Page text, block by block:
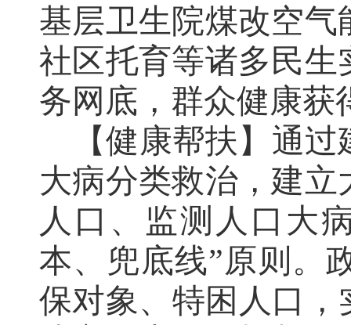
基层卫生院煤改空
社区托育等诸多民生
务网底，群众健康获
【健康帮扶】 通过
大病分类救治，建
人口、监测人口大
本、兜底线”原则。
保对象、特困人口，